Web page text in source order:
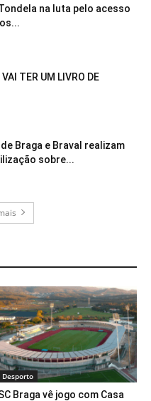
na luta pelo acesso
TER UM LIVRO DE
Braga e Braval realizam
sobre...
Desporto
Braga vê jogo com Casa